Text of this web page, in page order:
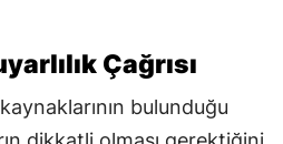
Çağrısı
bulunduğu